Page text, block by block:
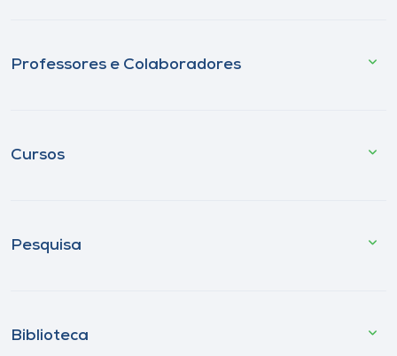
Professores e Colaboradores
Cursos
Pesquisa
Biblioteca